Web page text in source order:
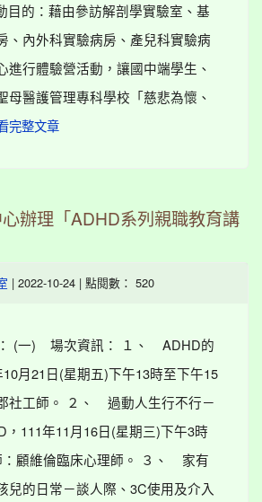
的：藉由參訪解剖學實驗室、基
、內外科實驗病房、產兒科實驗病
進行體驗營活動，讓國中端學生、
母醫護管理專科學校「慈悲為懷、
完整文章
辦理「ADHD系列親職教育講
| 2022-10-24 | 點閱數： 520
(一) 場次資訊： １、 ADHD的
月21日(星期五)下午13時至下午15
社工師。 ２、 過動人生行不行－
，111年11月16日(星期三)下午3時
：顧維倫臨床心理師。 ３、 家有
兒的日常－談人際、3C使用及介入